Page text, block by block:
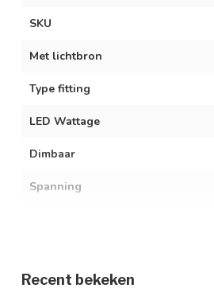
SKU
Met lichtbron
Type fitting
LED Wattage
Dimbaar
Spanning
Materiaal
Recent bekeken